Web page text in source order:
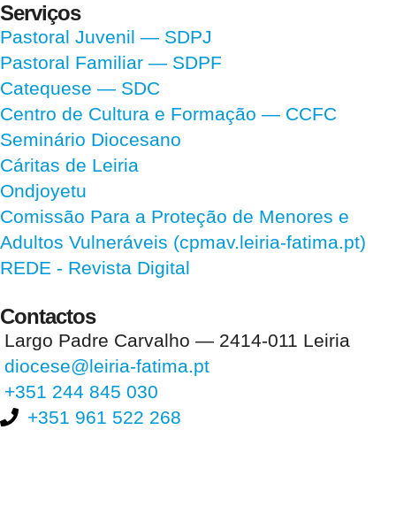
Serviços
Pastoral Juvenil — SDPJ
Pastoral Familiar — SDPF
Catequese — SDC
Centro de Cultura e Formação — CCFC
Seminário Diocesano
Cáritas de Leiria
Ondjoyetu
Comissão Para a Proteção de Menores e
Adultos Vulneráveis (cpmav.leiria-fatima.pt)
REDE - Revista Digital
Contactos
Largo Padre Carvalho — 2414-011 Leiria
diocese@leiria-fatima.pt
+351 244 845 030
+351 961 522 268